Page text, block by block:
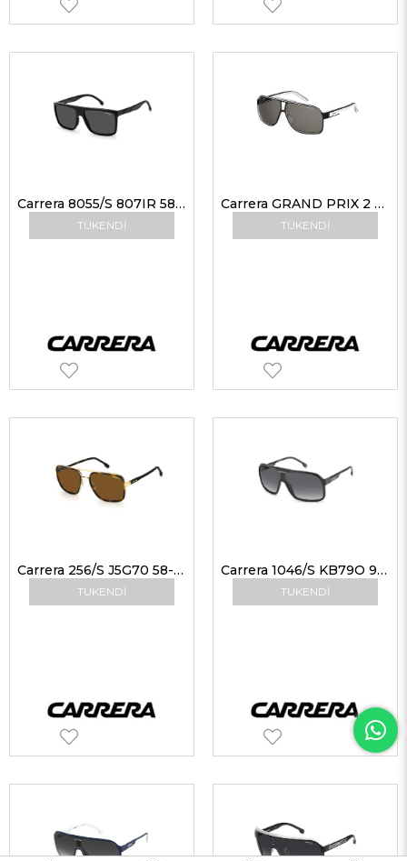
TÜKENDI
Carrera 8055/S 807IR 58 Erkek Güneş Gözlükleri
TÜKENDI
Carrera GRAND PRIX 2 7C5M9 64 Erkek Güneş Gözlükleri
TÜKENDI
Carrera 256/S J5G70 58-18 Erkek Güneş Gözlükleri
TÜKENDI
Carrera 1046/S KB79O 99 Güneş Gözlüğü